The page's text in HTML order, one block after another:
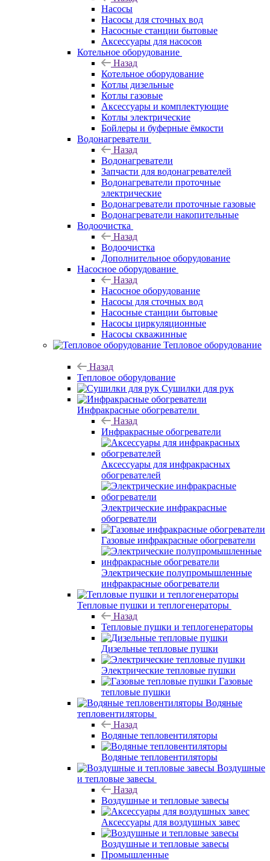
Насосы
Насосы для сточных вод
Насосные станции бытовые
Аксессуары для насосов
Котельное оборудование
Назад
Котельное оборудование
Котлы дизельные
Котлы газовые
Аксессуары и комплектующие
Котлы электрические
Бойлеры и буферные ёмкости
Водонагреватели
Назад
Водонагреватели
Запчасти для водонагревателей
Водонагреватели проточные
электрические
Водонагреватели проточные газовые
Водонагреватели накопительные
Водоочистка
Назад
Водоочистка
Дополнительное оборудование
Насосное оборудование
Назад
Насосное оборудование
Насосы для сточных вод
Насосные станции бытовые
Насосы циркуляционные
Насосы скважинные
Тепловое оборудование
Назад
Тепловое оборудование
Сушилки для рук
Инфракрасные обогреватели
Назад
Инфракрасные обогреватели
Аксессуары для инфракрасных
обогревателей
Электрические инфракрасные
обогреватели
Газовые инфракрасные обогреватели
Электрические полупромышленные
инфракрасные обогреватели
Тепловые пушки и теплогенераторы
Назад
Тепловые пушки и теплогенераторы
Дизельные тепловые пушки
Электрические тепловые пушки
Газовые
тепловые пушки
Водяные
тепловентиляторы
Назад
Водяные тепловентиляторы
Водяные тепловентиляторы
Воздушные
и тепловые завесы
Назад
Воздушные и тепловые завесы
Аксессуары для воздушных завес
Воздушные и тепловые завесы
Промышленные